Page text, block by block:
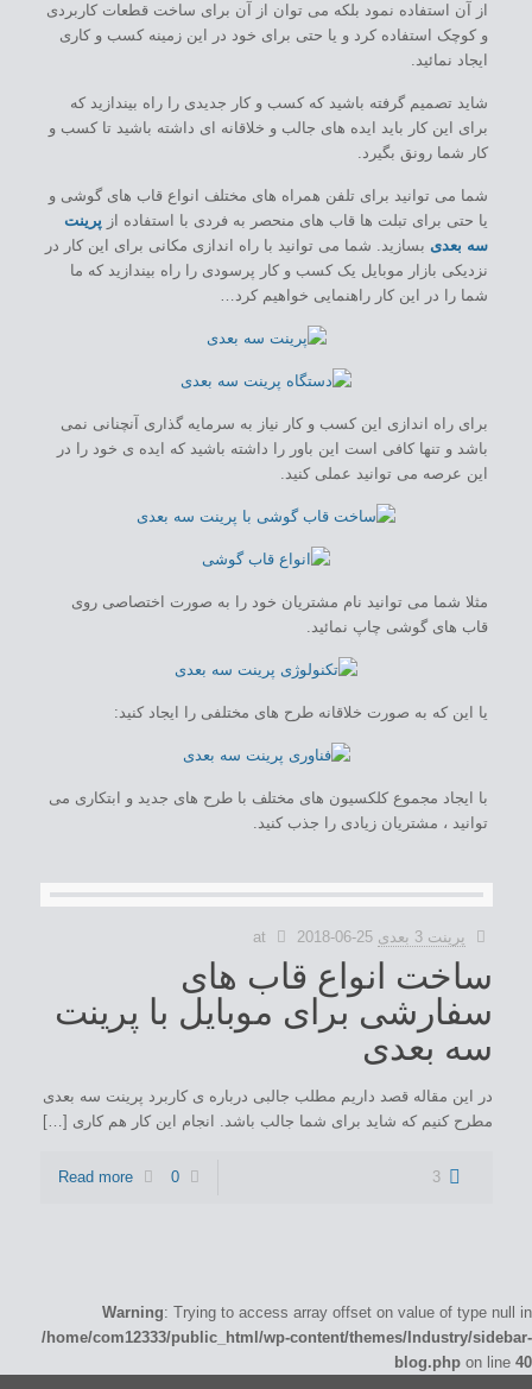
از آن استفاده نمود بلکه می توان از آن برای ساخت قطعات کاربردی
و کوچک استفاده کرد و یا حتی برای خود در این زمینه کسب و کاری
ایجاد نمائید.
شاید تصمیم گرفته باشید که کسب و کار جدیدی را راه بیندازید که
برای این کار باید ایده های جالب و خلاقانه ای داشته باشید تا کسب و
کار شما رونق بگیرد.
شما می توانید برای تلفن همراه های مختلف انواع قاب های گوشی و
یا حتی برای تبلت ها قاب های منحصر به فردی با استفاده از پرینت
سه بعدی بسازید. شما می توانید با راه اندازی مکانی برای این کار در
نزدیکی بازار موبایل یک کسب و کار پرسودی را راه بیندازید که ما
شما را در این کار راهنمایی خواهیم کرد…
برای راه اندازی این کسب و کار نیاز به سرمایه گذاری آنچنانی نمی
باشد و تنها کافی است این باور را داشته باشید که ایده ی خود را در
این عرصه می توانید عملی کنید.
مثلا شما می توانید نام مشتریان خود را به صورت اختصاصی روی
قاب های گوشی چاپ نمائید.
یا این که به صورت خلاقانه طرح های مختلفی را ایجاد کنید:
با ایجاد مجموع کلکسیون های مختلف با طرح های جدید و ابتکاری می
توانید ، مشتریان زیادی را جذب کنید.
پرینت 3 بعدی at 2018-06-25
ساخت انواع قاب های
سفارشی برای موبایل با پرینت
سه بعدی
در این مقاله قصد داریم مطلب جالبی درباره ی کاربرد پرینت سه بعدی
مطرح کنیم که شاید برای شما جالب باشد. انجام این کار هم کاری […]
3
0
Read more
Warning: Trying to access array offset on value of type null in
/home/com12333/public_html/wp-content/themes/Industry/sidebar-
blog.php on line 40